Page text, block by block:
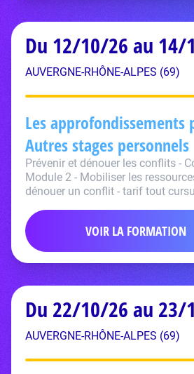
Du 12/10/26 au 14/
AUVERGNE-RHÔNE-ALPES (69)
Les approfondissements
Autres stages personnels
Prévenir et dénouer les conflits -
Module 2 - Mobiliser les
dénouer un conflit - tarif tout
VOIR LA FORMATION
Du 22/10/26 au 23/
AUVERGNE-RHÔNE-ALPES (69)